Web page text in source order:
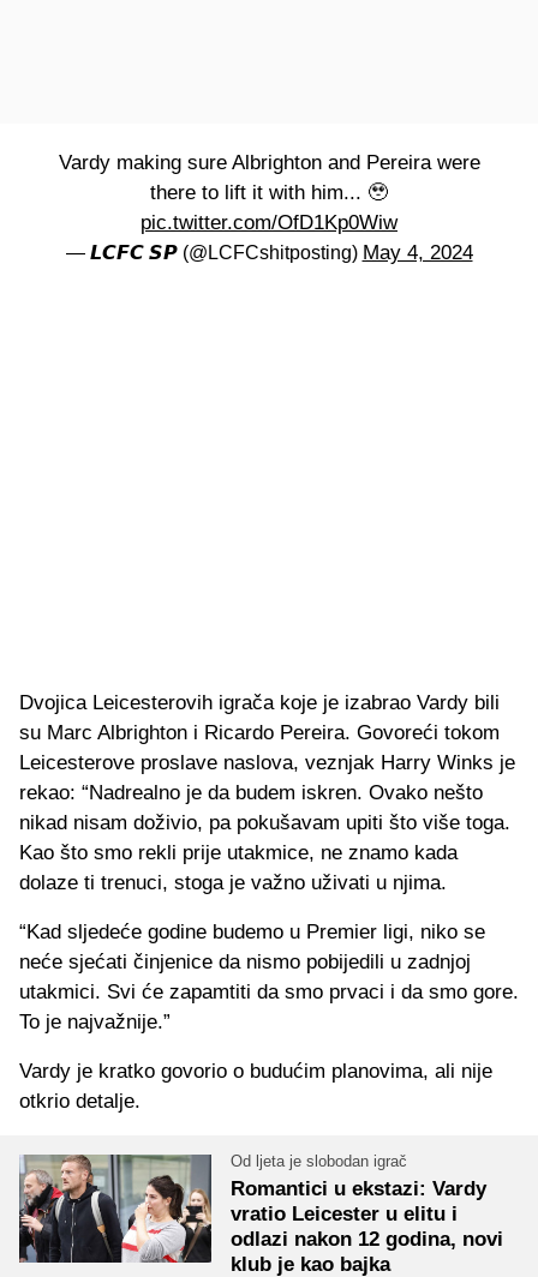
Vardy making sure Albrighton and Pereira were
there to lift it with him... 🥹
pic.twitter.com/OfD1Kp0Wiw
— 𝙇𝘾𝙁𝘾 𝙎𝙋 (@LCFCshitposting) May 4, 2024
Dvojica Leicesterovih igrača koje je izabrao Vardy bili
su Marc Albrighton i Ricardo Pereira. Govoreći tokom
Leicesterove proslave naslova, veznjak Harry Winks je
rekao: “Nadrealno je da budem iskren. Ovako nešto
nikad nisam doživio, pa pokušavam upiti što više toga.
Kao što smo rekli prije utakmice, ne znamo kada
dolaze ti trenuci, stoga je važno uživati ​​u njima.
“Kad sljedeće godine budemo u Premier ligi, niko se
neće sjećati činjenice da nismo pobijedili u zadnjoj
utakmici. Svi će zapamtiti da smo prvaci i da smo gore.
To je najvažnije.”
Vardy je kratko govorio o budućim planovima, ali nije
otkrio detalje.
Od ljeta je slobodan igrač
Romantici u ekstazi: Vardy
vratio Leicester u elitu i
odlazi nakon 12 godina, novi
klub je kao bajka